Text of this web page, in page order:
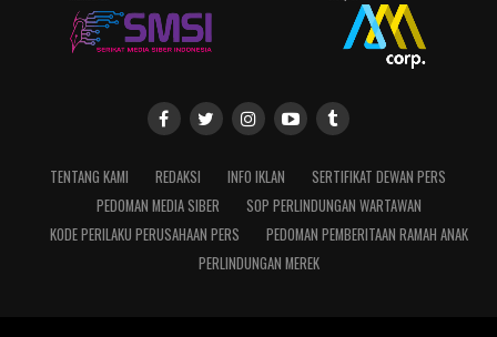
TENTANG KAMI REDAKSI INFO IKLAN
SERTIFIKAT DEWAN PERS
PEDOMAN MEDIA SIBER
SOP PERLINDUNGAN WARTAWAN
KODE PERILAKU PERUSAHAAN PERS
PEDOMAN PEMBERITAAN RAMAH ANAK
PERLINDUNGAN MEREK